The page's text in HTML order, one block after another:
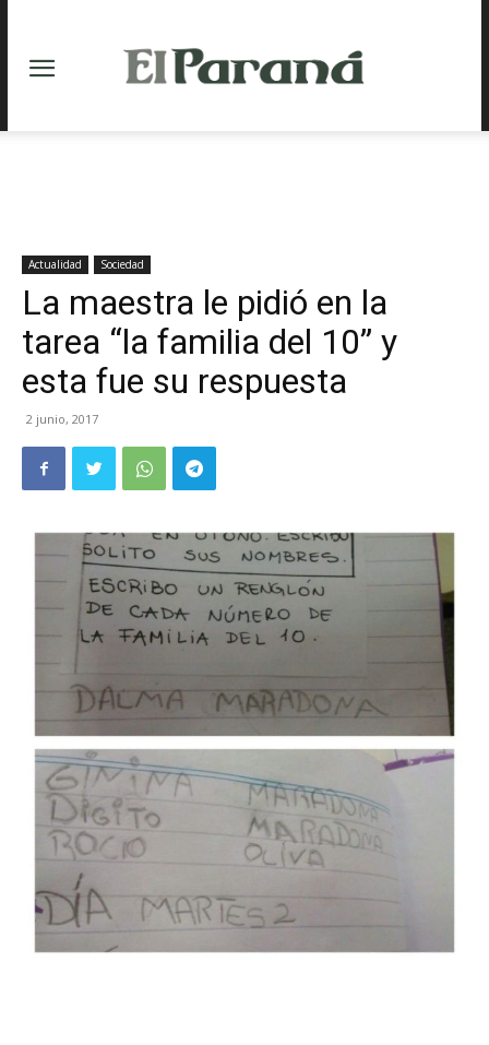
Actualidad Sociedad
La maestra le pidió en la
tarea “la familia del 10” y
esta fue su respuesta
2 junio, 2017